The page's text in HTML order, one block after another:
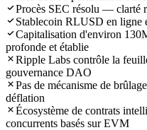
Procès SEC résolu — clarté
Stablecoin RLUSD en ligne
Capitalisation d'environ
profonde et établie
Ripple Labs contrôle la
gouvernance DAO
Pas de mécanisme de
déflation
Écosystème de contrats
concurrents basés sur EVM